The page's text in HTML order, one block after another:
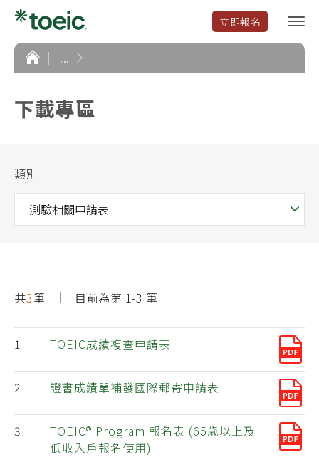
立即報名
選
單
首
頁
...
下載專區
類別
共3筆 目前為第 1-3 筆
TOEIC成績複查申請表
證書成績單補發國際郵寄申請表
TOEIC® Program 報名表 (65歲以上及
低收入戶報名使用)